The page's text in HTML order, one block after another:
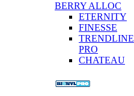
BERRY ALLOC
ETERNITY
FINESSE
TRENDLINE
PRO
CHATEAU